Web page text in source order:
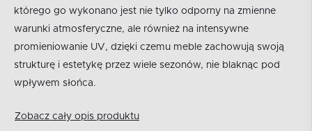
którego go wykonano jest nie tylko odporny na zmienne
warunki atmosferyczne, ale również na intensywne
promieniowanie UV, dzięki czemu meble zachowują swoją
strukturę i estetykę przez wiele sezonów, nie blaknąc pod
wpływem słońca.
Zobacz cały opis produktu